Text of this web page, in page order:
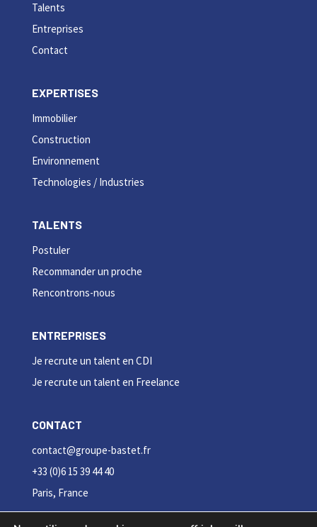
Talents
Entreprises
Contact
EXPERTISES
Immobilier
Construction
Environnement
Technologies / Industries
TALENTS
Postuler
Recommander un proche
Rencontrons-nous
ENTREPRISES
Je recrute un talent en CDI
Je recrute un talent en Freelance
CONTACT
contact@groupe-bastet.fr
+33 (0)6 15 39 44 40
Paris, France